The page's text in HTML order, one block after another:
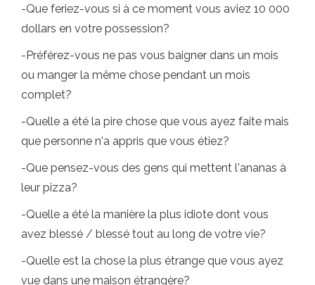
-Que feriez-vous si à ce moment vous aviez 10 000
dollars en votre possession?
-Préférez-vous ne pas vous baigner dans un mois
ou manger la même chose pendant un mois
complet?
-Quelle a été la pire chose que vous ayez faite mais
que personne n'a appris que vous étiez?
-Que pensez-vous des gens qui mettent l'ananas à
leur pizza?
-Quelle a été la manière la plus idiote dont vous
avez blessé / blessé tout au long de votre vie?
-Quelle est la chose la plus étrange que vous ayez
vue dans une maison étrangère?